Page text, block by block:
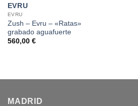
EVRU
EVRU
Zush – Evru – «Ratas»
grabado aguafuerte
560,00 €
MADRID